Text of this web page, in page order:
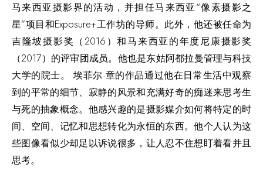
马来西亚摄影界的活动，并担任马来西亚“像素摄影之
星”项目和Exposure+工作坊的导师。此外，他还被任命为
吉隆坡摄影奖（2016）和马来西亚的年度尼康摄影奖
（2017）的评审团成员。他也是东姑阿都拉曼管理与科技
大学的院士。 埃菲尔·章的作品通过他在日常生活中观察
到的平常的细节、寂静的风景和充满好奇的痴迷来思考生
与死的抽象概念。他感兴趣的是摄影媒介如何将特定的时
间、空间、记忆和思想转化为永恒的东西。他个人认为这
些图像看似少却足以诉说很多，让人忍不住想盯着看并且
思考。